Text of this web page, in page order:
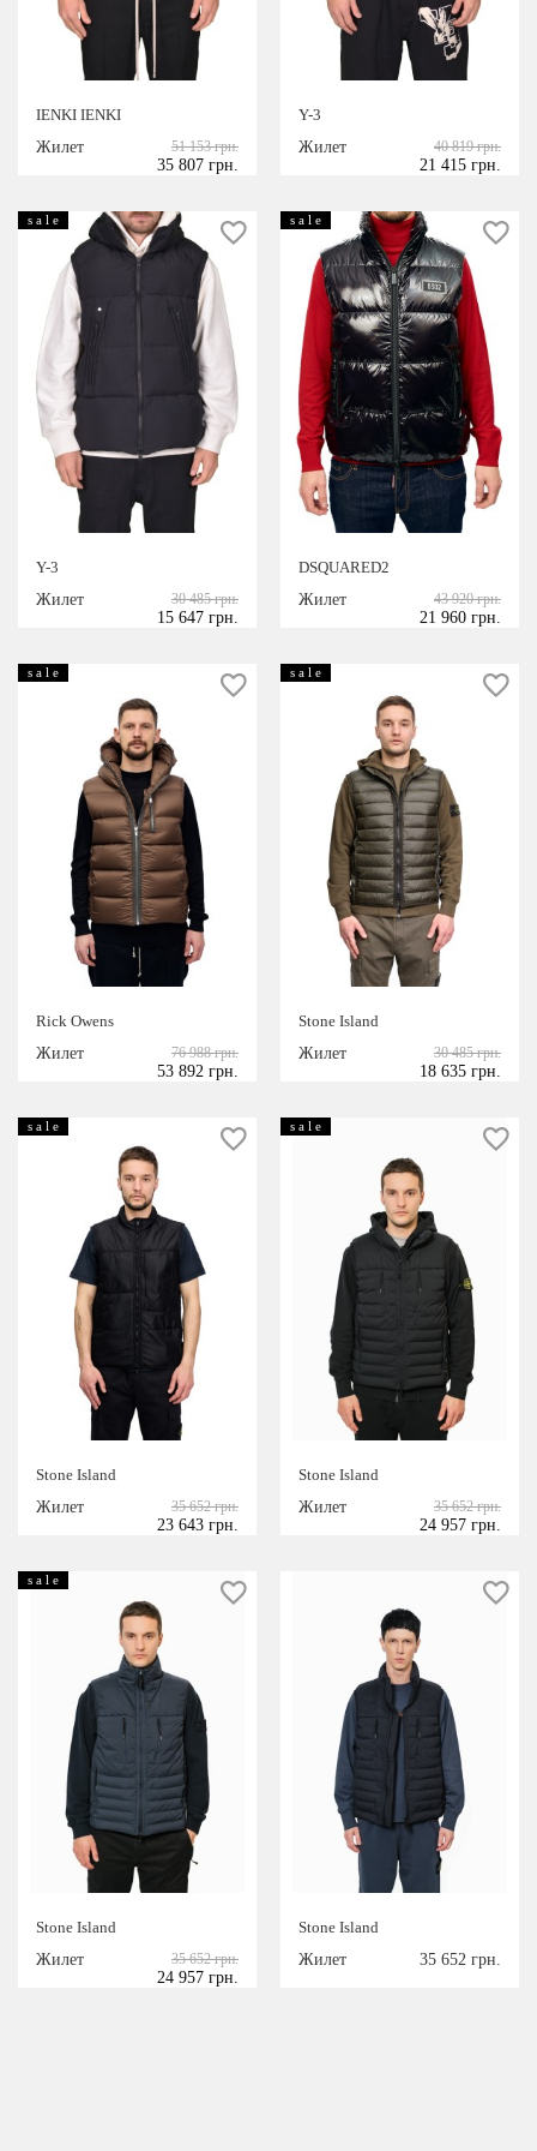
IENKI IENKI
Жилет
51 153 грн.
35 807 грн.
Y-3
Жилет
40 819 грн.
21 415 грн.
s a l e
Y-3
Жилет
30 485 грн.
15 647 грн.
s a l e
DSQUARED2
Жилет
43 920 грн.
21 960 грн.
s a l e
Rick Owens
Жилет
76 988 грн.
53 892 грн.
s a l e
Stone Island
Жилет
30 485 грн.
18 635 грн.
s a l e
Stone Island
Жилет
35 652 грн.
23 643 грн.
s a l e
Stone Island
Жилет
35 652 грн.
24 957 грн.
s a l e
Stone Island
Жилет
35 652 грн.
24 957 грн.
Stone Island
Жилет
35 652 грн.